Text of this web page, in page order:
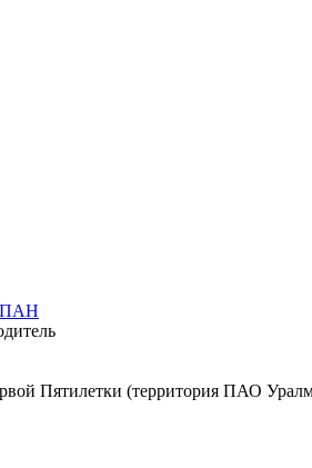
Пятилетки (территория ПАО